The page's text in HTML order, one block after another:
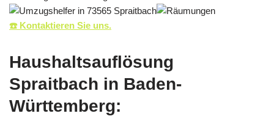
☎️ Kontaktieren Sie uns.
Haushaltsauflösung
Spraitbach in Baden-
Württemberg: